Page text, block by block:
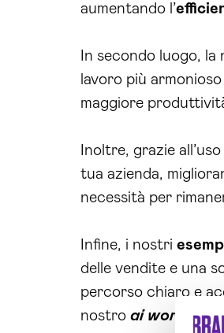
aumentando l’
In secondo luogo, la
lavoro più
maggiore
Inoltre, grazie all’uso
tua azienda,
necessità per
Infine, i nostri
delle vendite e una
percorso chiaro e
nostro ai workflow